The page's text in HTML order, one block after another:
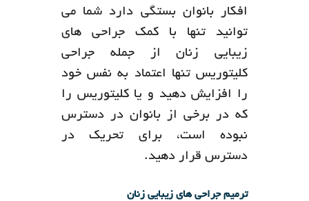
افکار بانوان بستگی دارد شما می
توانید تنها با کمک جراحی های
زیبایی زنان از جمله جراحی
کلیتوریس تنها اعتماد به نفس خود
را افزایش دهید و یا کلیتوریس را
که در برخی از بانوان در دسترس
نبوده است، برای تحریک در
دسترس قرار دهید.
ترمیم جراحی های زیبایی زنان